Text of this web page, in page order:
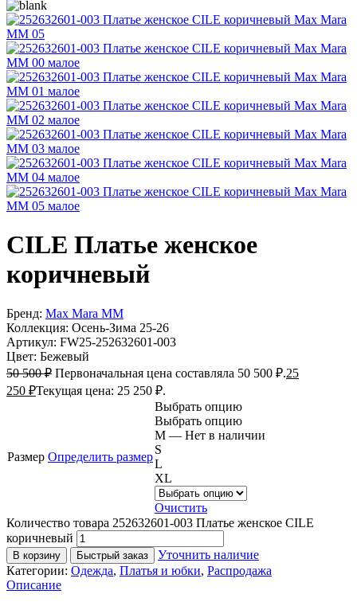
CILE Платье женское
коричневый
Бренд: Max Mara MM
Коллекция: Осень-Зима 25-26
Артикул: FW25-252632601-003
Цвет: Бежевый
50 500₽ Первоначальная цена составляла 50 500 ₽.25
250 ₽Текущая цена: 25 250 ₽.
Размер Определить размер
Выбрать опцию
Выбрать опцию
M — Нет в наличии
S
L
XL
Очистить
Количество товара 252632601-003 Платье женское CILE
коричневый
В корзину Быстрый заказ
Уточнить наличие
Категории: Одежда, Платья и юбки, Распродажа
Описание